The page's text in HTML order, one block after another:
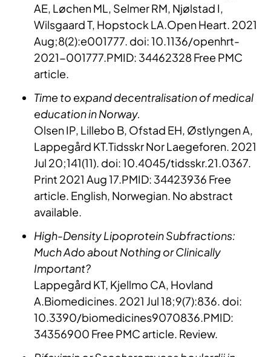
AE, Løchen ML, Selmer RM, Njølstad I,
Wilsgaard T, Hopstock LA.Open Heart. 2021
Aug;8(2):e001777. doi: 10.1136/openhrt-
2021-001777.PMID: 34462328 Free PMC
article.
Time to expand decentralisation of medical
education in Norway.
Olsen IP, Lillebo B, Ofstad EH, Østlyngen A,
Lappegård KT.Tidsskr Nor ​Laegeforen. 2021
Jul 20;141(11). doi: 10.4045/tidsskr.21.0367.
Print 2021 Aug 17.PMID: 34423936 Free
article. English, Norwegian. No abstract
available.
High-Density Lipoprotein Subfractions:
Much Ado about Nothing or Clinically
Important?
Lappegård KT, Kjellmo CA, Hovland
A.Biomedicines. 2021 Jul 18;9(7):836. doi:
10.3390/biomedicines9070836.PMID:
34356900 Free PMC article. Review.